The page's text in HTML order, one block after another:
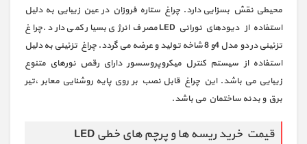
محیطی نقش بسزایی دارد. چراغ ستاره فروزان در عین زیبایی به دلیل
استفاده از دیودهای نورانی LED مصرف انرژی بسیار کمی دارد .چراغ
تزئینی در دو مدل 4و 8 شاخه تولید و عرضه می گردد. چراغ تزئینی به دلیل
استفاده از سیستم کنترل میکروپروسسور دارای رقص نورهای متنوع
زیبایی می باشد. این چراغ قابل نصب بر روی پایه روشنایی معابر ،تیر
برق و بدنه ساختمان می باشد.
قیمت خرید ریسه ها و پرچم های خطی LED